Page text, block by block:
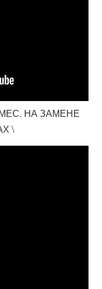
НА ЗАМЕНЕ
\